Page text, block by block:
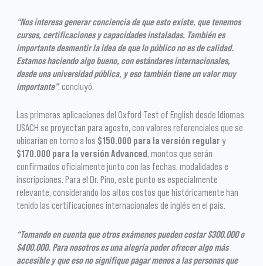
“Nos interesa generar conciencia de que esto existe, que tenemos
cursos, certificaciones y capacidades instaladas. También es
importante desmentir la idea de que lo público no es de calidad.
Estamos haciendo algo bueno, con estándares internacionales,
desde una universidad pública, y eso también tiene un valor muy
importante”, concluyó.
Las primeras aplicaciones del Oxford Test of English desde Idiomas
USACH se proyectan para agosto, con valores referenciales que se
ubicarían en torno a los $150.000 para la versión regular y
$170.000 para la versión Advanced, montos que serán
confirmados oficialmente junto con las fechas, modalidades e
inscripciones. Para el Dr. Pino, este punto es especialmente
relevante, considerando los altos costos que históricamente han
tenido las certificaciones internacionales de inglés en el país.
“Tomando en cuenta que otros exámenes pueden costar $300.000 o
$400.000. Para nosotros es una alegría poder ofrecer algo más
accesible y que eso no signifique pagar menos a las personas que